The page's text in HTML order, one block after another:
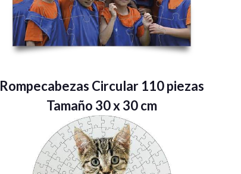
Rompecabezas Circular 110 piezas
Tamaño 30 x 30 cm